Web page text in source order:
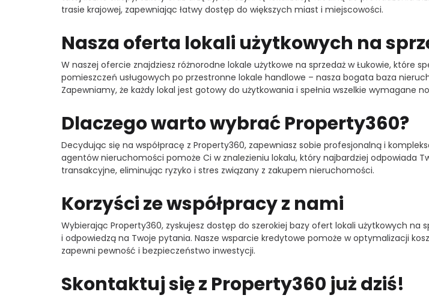
trasie krajowej, zapewniając łatwy dostęp do większych miast i miejscowości.
Nasza oferta lokali użytkowych na
W naszej ofercie znajdziesz różnorodne lokale użytkowe na sprzedaż w Łukowie, które
pomieszczeń usługowych po przestronne lokale handlowe – nasza bogata baza
Zapewniamy, że każdy lokal jest gotowy do użytkowania i spełnia wszelkie wymagane
Dlaczego warto wybrać Property360?
Decydując się na współpracę z Property360, zapewniasz sobie profesjonalną i
agentów nieruchomości pomoże Ci w znalezieniu lokalu, który najbardziej odpowiada
transakcyjne, eliminując ryzyko i stres związany z zakupem nieruchomości.
Korzyści ze współpracy z nami
Wybierając Property360, zyskujesz dostęp do szerokiej bazy ofert lokali użytkowych na
i odpowiedzą na Twoje pytania. Nasze wsparcie kredytowe pomoże w optymalizacji
zapewni pewność i bezpieczeństwo inwestycji.
Skontaktuj się z Property360 już dziś!